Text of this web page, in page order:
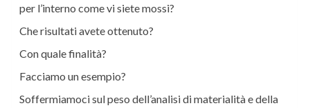
per l’interno come vi siete mossi?
Che risultati avete ottenuto?
Con quale finalità?
Facciamo un esempio?
Soffermiamoci sul peso dell’analisi di materialità e della